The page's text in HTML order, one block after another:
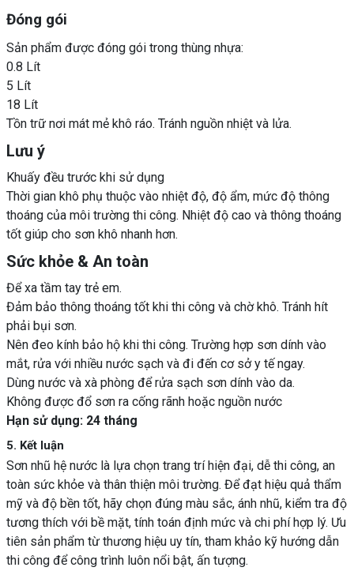
Đóng gói
Sản phẩm được đóng gói trong thùng nhựa:
0.8 Lít
5 Lít
18 Lít
Tồn trữ nơi mát mẻ khô ráo. Tránh nguồn nhiệt và lửa.
Lưu ý
Khuấy đều trước khi sử dụng
Thời gian khô phụ thuộc vào nhiệt độ, độ ẩm, mức độ thông
thoáng của môi trường thi công. Nhiệt độ cao và thông thoáng
tốt giúp cho sơn khô nhanh hơn.
Sức khỏe & An toàn
Để xa tầm tay trẻ em.
Đảm bảo thông thoáng tốt khi thi công và chờ khô. Tránh hít
phải bụi sơn.
Nên đeo kính bảo hộ khi thi công. Trường hợp sơn dính vào
mắt, rửa với nhiều nước sạch và đi đến cơ sở y tế ngay.
Dùng nước và xà phòng để rửa sạch sơn dính vào da.
Không được đổ sơn ra cống rãnh hoặc nguồn nước
Hạn sử dụng: 24 tháng
5. Kết luận
Sơn nhũ hệ nước là lựa chọn trang trí hiện đại, dễ thi công, an
toàn sức khỏe và thân thiện môi trường. Để đạt hiệu quả thẩm
mỹ và độ bền tốt, hãy chọn đúng màu sắc, ánh nhũ, kiểm tra độ
tương thích với bề mặt, tính toán định mức và chi phí hợp lý. Ưu
tiên sản phẩm từ thương hiệu uy tín, tham khảo kỹ hướng dẫn
thi công để công trình luôn nổi bật, ấn tượng.